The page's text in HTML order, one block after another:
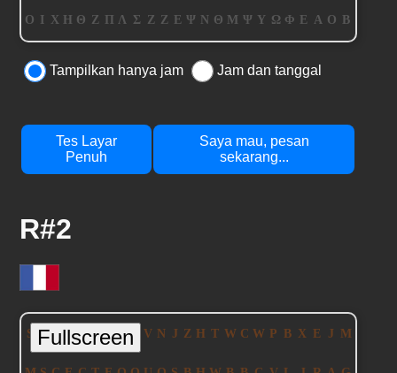
Tampilkan hanya jam Jam dan tanggal
Tes Layar
Penuh
Saya mau, pesan
sekarang...
R#2